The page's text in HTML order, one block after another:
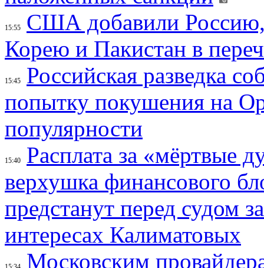
15:55
США добавили
Корею и Пакистан в
15:45
Российская разведка
попытку покушения на
популярности
15:40
Расплата за «мёртвые
верхушка финансового
предстанут перед судом
интересах Калиматовых
Московским